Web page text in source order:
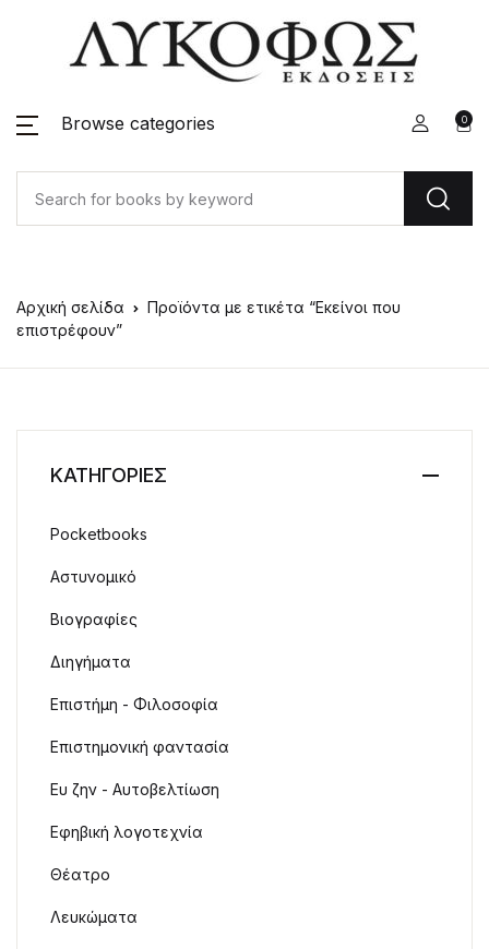
Browse categories 0
Αρχική σελίδα
Προϊόντα με ετικέτα “Εκείνοι που
επιστρέφουν”
ΚΑΤΗΓΟΡΙΕΣ
Pocketbooks
Αστυνομικό
Βιογραφίες
Διηγήματα
Επιστήμη - Φιλοσοφία
Επιστημονική φαντασία
Ευ ζην - Αυτοβελτίωση
Εφηβική λογοτεχνία
Θέατρο
Λευκώματα